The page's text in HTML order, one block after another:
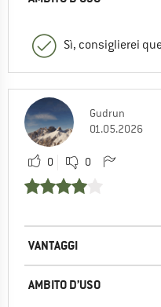
Sì, consiglierei
Gudrun
01.05.2026
0 0
VANTAGGI
AMBITO D’USO